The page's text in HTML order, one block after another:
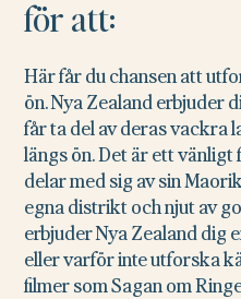
för att:
Här får du chansen att
ön. Nya Zealand erbjuder
får ta del av deras vackra
längs ön. Det är ett
delar med sig av sin
egna distrikt och njut av
erbjuder Nya Zealand dig
eller varför inte utforska
filmer som Sagan om